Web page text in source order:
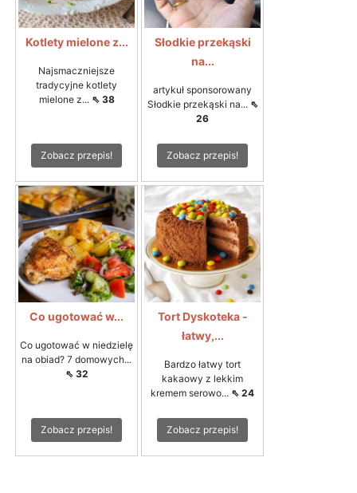
Kotlety mielone z...
Najsmaczniejsze
tradycyjne kotlety
mielone z... ⇖ 38
Zobacz przepis!
Słodkie przekąski
na...
artykuł sponsorowany
Słodkie przekąski na... ⇖
26
Zobacz przepis!
Co ugotować w...
Co ugotować w niedzielę
na obiad? 7 domowych...
⇖ 32
Zobacz przepis!
Tort Dyskoteka -
łatwy,...
Bardzo łatwy tort
kakaowy z lekkim
kremem serowo... ⇖ 24
Zobacz przepis!